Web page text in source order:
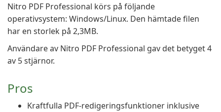
Nitro PDF Professional körs på följande
operativsystem: Windows/Linux. Den hämtade filen
har en storlek på 2,3MB.
Användare av Nitro PDF Professional gav det betyget 4
av 5 stjärnor.
Pros
Kraftfulla PDF-redigeringsfunktioner inklusive